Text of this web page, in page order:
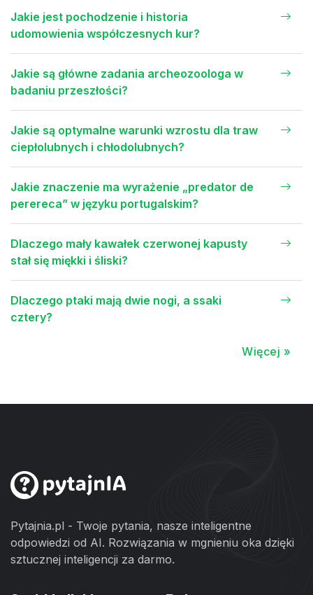
Jakie jest pochodzenie i historia
udomowienia współczesnych kur?
Jakie są główne zadania archeozoologa w
badaniu przeszłości?
Jakie są optymalne warunki wzrostu dla traw
ciepłolubnych i chłodolubnych?
Jakie znaczenie ma wyrażenie „predator de
perereca” w języku portugalskim?
Dlaczego mały kawałek czerwonej kapusty
stał się miękki i śliski?
Dlaczego ptaki mają dwie nogi, a ssaki
cztery?
Więcej »
Pytajnia.pl - Twoje pytania, nasze inteligentne
odpowiedzi od AI. Rozwiązania w mgnieniu oka dzięki
sztucznej inteligencji za darmo.